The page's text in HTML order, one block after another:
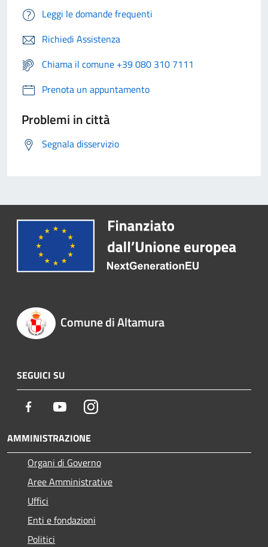
Leggi le domande frequenti
Richiedi Assistenza
Chiama il comune +39 080 310 7111
Prenota un appuntamento
Problemi in città
Segnala disservizio
Comune di Altamura
SEGUICI SU
Facebook YoutubeInstagram
AMMINISTRAZIONE
Organi di Governo
Aree Amministrative
Uffici
Enti e fondazioni
Politici